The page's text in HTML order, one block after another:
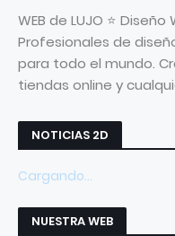
WEB de LUJO ⭐
Profesionales de
para todo el mundo.
tiendas online y
NOTICIAS 2D
Cargando...
NUESTRA WEB